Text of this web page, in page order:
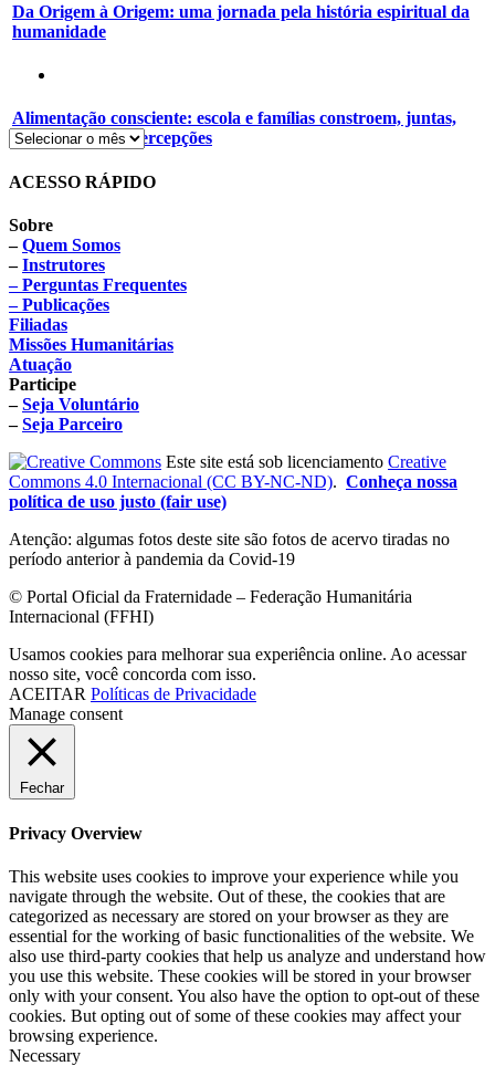
Da Origem à Origem: uma jornada pela história espiritual da
humanidade
Alimentação consciente: escola e famílias constroem, juntas,
novos hábitos e percepções
ACESSO RÁPIDO
Sobre
–Quem Somos
–Instrutores
– Perguntas Frequentes
– Publicações
Filiadas
Missões Humanitárias
Atuação
Participe
–Seja Voluntário
–Seja Parceiro
Este site está sob licenciamento Creative
Commons 4.0 Internacional (CC BY-NC-ND). Conheça nossa
política de uso justo (fair use)
Atenção: algumas fotos deste site são fotos de acervo tiradas no
período anterior à pandemia da Covid-19
© Portal Oficial da Fraternidade – Federação Humanitária
Internacional (FFHI)
Usamos cookies para melhorar sua experiência online. Ao acessar
nosso site, você concorda com isso.
ACEITAR Políticas de Privacidade
Manage consent
Fechar
Privacy Overview
This website uses cookies to improve your experience while you
navigate through the website. Out of these, the cookies that are
categorized as necessary are stored on your browser as they are
essential for the working of basic functionalities of the website. We
also use third-party cookies that help us analyze and understand how
you use this website. These cookies will be stored in your browser
only with your consent. You also have the option to opt-out of these
cookies. But opting out of some of these cookies may affect your
browsing experience.
Necessary